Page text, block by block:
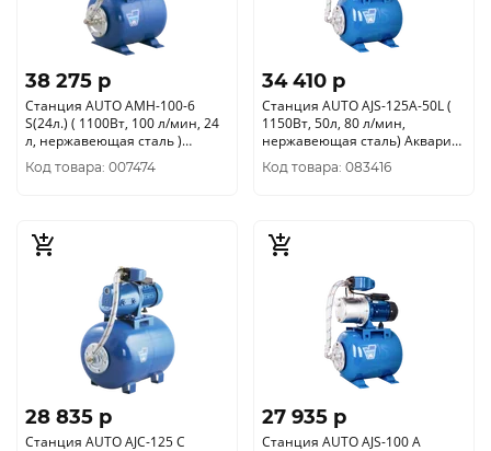
38 275 p
Станция AUTO AMH-100-6
S(24л.) ( 1100Вт, 100 л/мин, 24
л, нержавеющая сталь )
Акварио 7811
Код товара: 007474
34 410 p
Станция AUTO AJS-125A-50L (
1150Вт, 50л, 80 л/мин,
нержавеющая сталь) Акварио
7715
Код товара: 083416
28 835 p
Станция AUTO AJC-125 C
27 935 p
Станция AUTO AJS-100 А